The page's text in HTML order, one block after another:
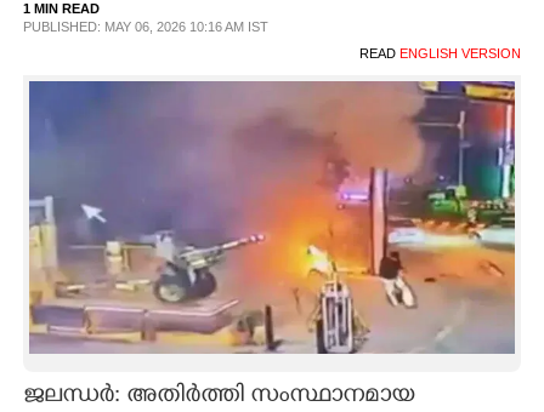
LIFESTYLE
ART
ASTRO
CARTOONS
1 MIN READ
PUBLISHED: MAY 06, 2026 10:16 AM IST
READ ENGLISH VERSION
ജലന്ധർ: അതിർത്തി സംസ്ഥാനമായ